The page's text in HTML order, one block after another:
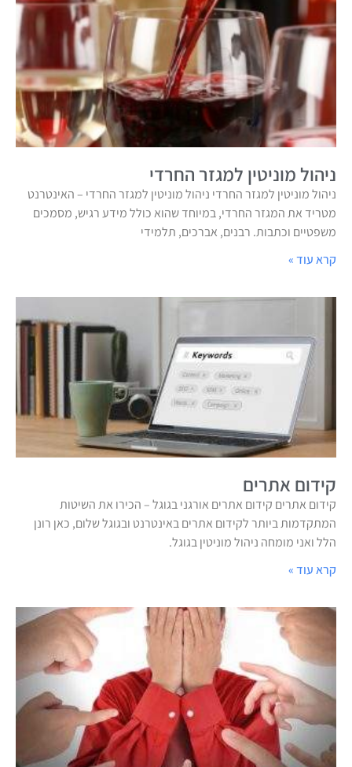
ניהול מוניטין למגזר החרדי
ניהול מוניטין למגזר החרדי ניהול מוניטין למגזר החרדי – האינטרנט
מטריד את המגזר החרדי, במיוחד שהוא כולל מידע רגיש, מסמכים
משפטיים וכתבות. רבנים, אברכים, תלמידי
קרא עוד »
קידום אתרים
קידום אתרים קידום אתרים אורגני בגוגל – הכירו את השיטות
המתקדמות ביותר לקידום אתרים באינטרנט ובגוגל שלום, כאן רונן
הלל ואני מומחה ניהול מוניטין בגוגל.
קרא עוד »